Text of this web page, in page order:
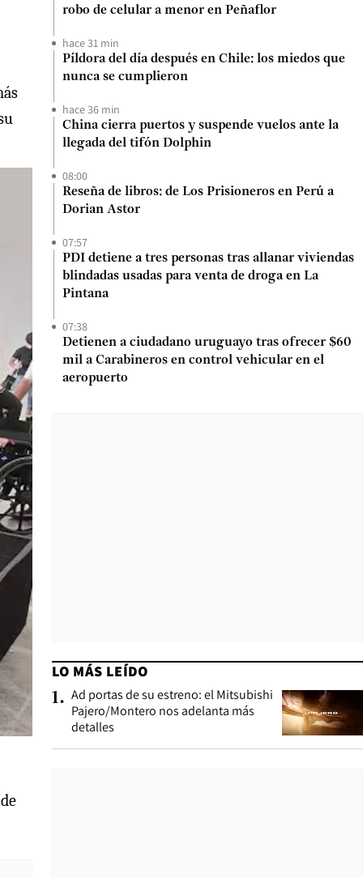
robo de celular a menor en Peñaflor
hace 31 min
Píldora del día después en Chile: los miedos que
nunca se cumplieron
hace 36 min
China cierra puertos y suspende vuelos ante la
llegada del tifón Dolphin
08:00
Reseña de libros: de Los Prisioneros en Perú a
Dorian Astor
07:57
PDI detiene a tres personas tras allanar viviendas
blindadas usadas para venta de droga en La
Pintana
07:38
Detienen a ciudadano uruguayo tras ofrecer $60
mil a Carabineros en control vehicular en el
aeropuerto
LO MÁS LEÍDO
1. Ad portas de su estreno: el Mitsubishi
Pajero/Montero nos adelanta más
detalles